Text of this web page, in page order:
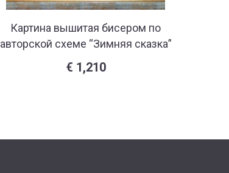
Картина вышитая бисером по
авторской схеме “Зимняя сказка”
€ 1,210